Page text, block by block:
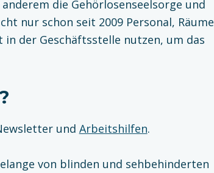
die Gehörlosenseelsorge und
nur schon seit 2009 Personal, Räume
der Geschäftsstelle nutzen, um das
und Arbeitshilfen.
von blinden und sehbehinderten